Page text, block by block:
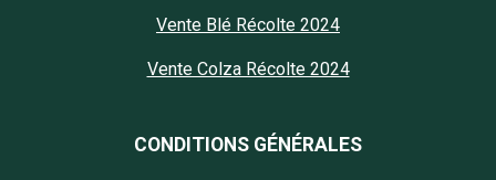
Vente Blé Récolte 2024
Vente Colza Récolte 2024
CONDITIONS GÉNÉRALES